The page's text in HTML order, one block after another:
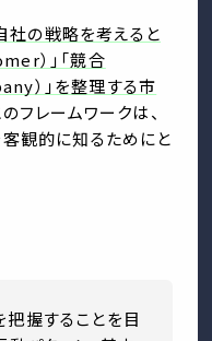
社の戦略を考えると
）」「競合
）」を整理する市
のフレームワークは、
観的に知るためにと
握することを目